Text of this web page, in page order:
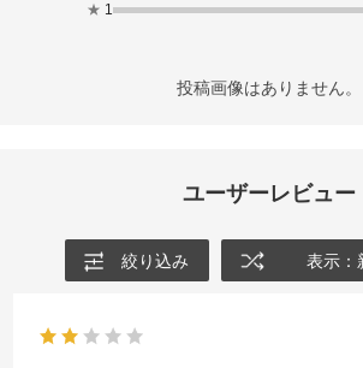
★ 1
投稿画像はありません。
ユーザーレビュー
絞り込み 表示：